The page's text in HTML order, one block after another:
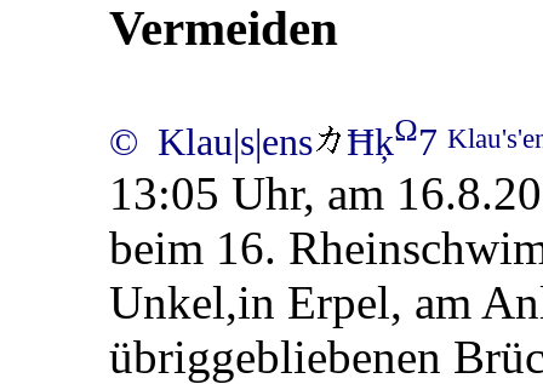
Vermeiden
© Klau|s|ens ĦķΩ7
13:05 Uhr, am
beim 16.
Unkel,in Erpel, am
übriggebliebenen